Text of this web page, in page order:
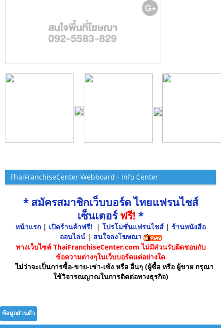
ThaiFranchiseCenter Webboard - Info Center
* สมัครสมาชิกเว็บบอร์ด ไทยแฟรนไชส์
เซ็นเตอร์ฟรี! *
หน้าแรก | เปิดร้านค้าฟรี! | โปรโมชั่นแฟรนไชส์ | ร้านหนังสือ
ออนไลน์ | สนใจลงโฆษณา
ทางเว็บไซต์ ThaiFranchiseCenter.com ไม่มีส่วนรับผิดชอบกับ
ข้อความต่างๆในเว็บบอร์ดแต่อย่างใด
ไม่ว่าจะเป็นการซื้อ-ขาย-เช่า-เซ้ง หรือ อื่นๆ (ผู้ซื้อ หรือ ผู้ขาย กรุณา
ใช้วิจารณญาณในการติดต่อทางธุรกิจ)
ข้อมูลส่วนตัว